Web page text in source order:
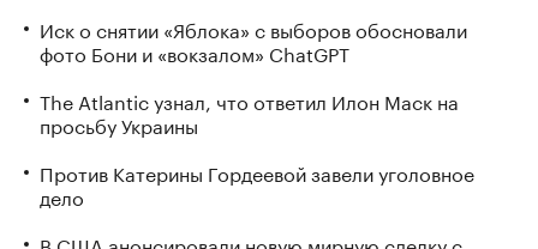
Иск о снятии «Яблока» с выборов обосновали
фото Бони и «вокзалом» ChatGPT
The Atlantic узнал, что ответил Илон Маск на
просьбу Украины
Против Катерины Гордеевой завели уголовное
дело